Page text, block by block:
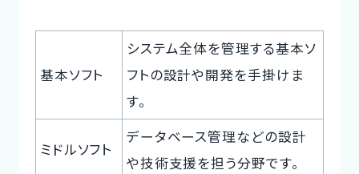
基本ソフト
システム全体を管理する基本ソ
フトの設計や開発を手掛けま
す。
ミドルソフト
データベース管理などの設計
や技術支援を担う分野です。